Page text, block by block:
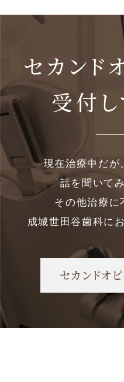
セカンド
受付
現在治療中だが
話を聞いて
その他治療に
成城世田谷歯科に
セカンドオ